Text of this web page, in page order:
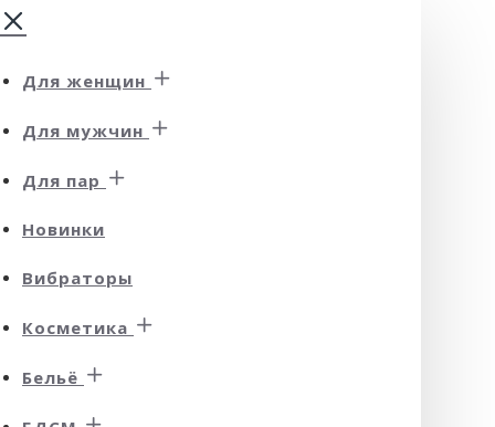
Для женщин
Для мужчин
Для пар
Новинки
Вибраторы
Косметика
Бельё